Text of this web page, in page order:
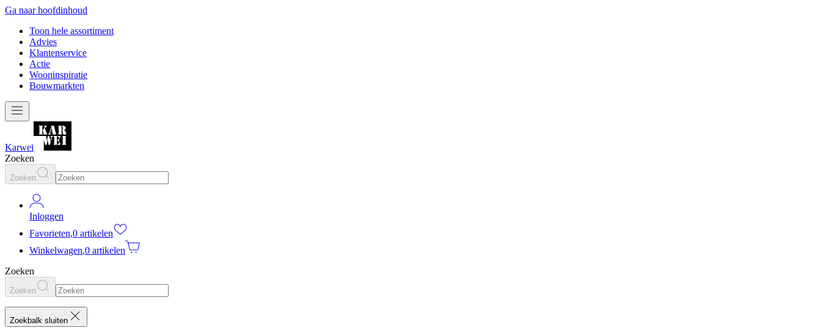
Ga naar hoofdinhoud
Toon hele assortiment
Advies
Klantenservice
Actie
Wooninspiratie
Bouwmarkten
Karwei
Zoeken
Zoeken
Inloggen
Favorieten,0 artikelen
Winkelwagen,0 artikelen
Zoeken
Zoeken
Zoekbalk sluiten